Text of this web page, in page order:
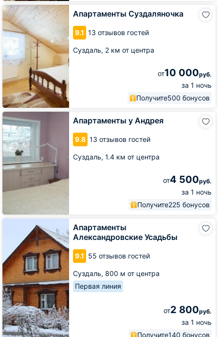
Апартаменты Суздаляночка
9.1 13 отзывов гостей
Суздаль, 2 км от центра
от10 000руб.
за 1 ночь
Получите500 бонусов
Апартаменты
Суздаляночка
Апартаменты у Андрея
9.8 13 отзывов гостей
Суздаль, 1.4 км от центра
от4 500руб.
за 1 ночь
Получите225 бонусов
Апартаменты
у
Андрея
Апартаменты
Александровские Усадьбы
9.1 55 отзывов гостей
Суздаль, 800 м от центра
Первая линия
от2 800руб.
за 1 ночь
Получите140 бонусов
Апартаменты
Александровские
Усадьбы